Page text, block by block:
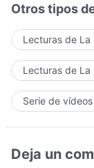
Otros tipos
Lecturas de La
Lecturas de La
Serie de
Deja un